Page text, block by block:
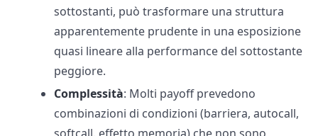
sottostanti, può trasformare una struttura
apparentemente prudente in una esposizione
quasi lineare alla performance del sottostante
peggiore.
Complessità: Molti payoff prevedono
combinazioni di condizioni (barriera, autocall,